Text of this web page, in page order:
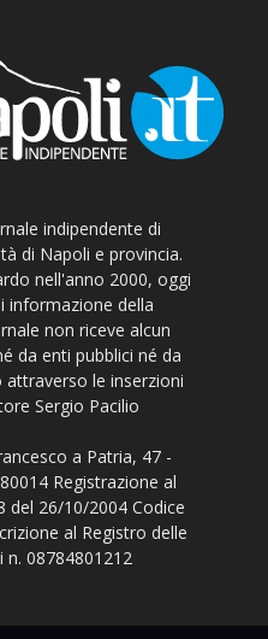
indipendente di
di Napoli e provincia.
nell'anno 2000, oggi
informazione della
non riceve alcun
da enti pubblici né da
le inserzioni
Sergio Pacilio
a Patria, 47 -
Registrazione al
del 26/10/2004 Codice
al Registro delle
n. 08784801212